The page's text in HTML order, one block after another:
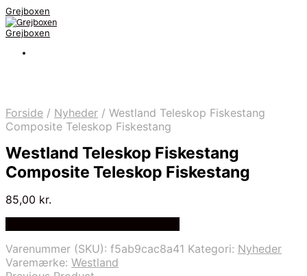
Grejboxen
Grejboxen
Forside / Nyheder / Westland Teleskop Fiskestang
Composite Teleskop Fiskestang
Westland Teleskop Fiskestang
Composite Teleskop Fiskestang
85,00 kr.
Varenummer (SKU): f5ab9cac8a41 Kategori: Nyheder
Varemærke: Westland